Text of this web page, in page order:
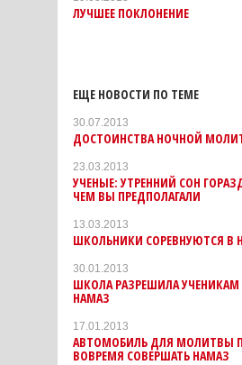
ЛУЧШЕЕ ПОКЛОНЕНИЕ
ЕЩЕ НОВОСТИ ПО ТЕМЕ
30.07.2013
ДОСТОИНСТВА НОЧНОЙ
23.03.2013
УЧЕНЫЕ: УТРЕННИЙ СОН
ЧЕМ ВЫ ПРЕДПОЛАГАЛИ
13.03.2013
ШКОЛЬНИКИ СОРЕВНУЮТСЯ В
30.01.2013
ШКОЛА РАЗРЕШИЛА УЧЕНИКАМ
НАМАЗ
17.01.2013
АВТОМОБИЛЬ ДЛЯ МОЛИТВЫ
ВОВРЕМЯ СОВЕРШАТЬ НАМАЗ